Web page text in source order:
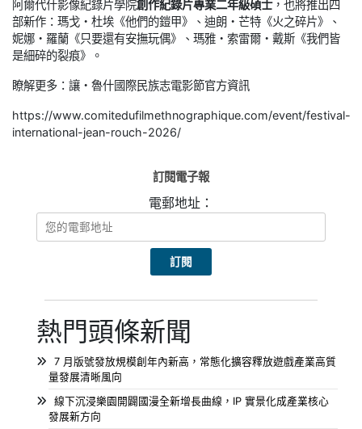
阿爾代什影像紀錄片學院創作紀錄片專業二年級碩士，也將推出四
部新作：瑪戈・杜埃《他們的鎧甲》、迪朗・芒特《火之碎片》、
妮娜・羅蘭《只要還有安撫玩偶》、瑪雅・索雷爾・戴斯《我們皆
是細碎的裂痕》。
瞭解更多：讓・魯什國際民族志電影節官方資訊
https://www.comitedufilmethnographique.com/event/festival-
international-jean-rouch-2026/
訂閱電子報
電郵地址：
熱門頭條新聞
7 月版號發放規模創年內新高，常態化擴容釋放遊戲產業高質
量發展清晰風向
線下沉浸樂園開闢國漫全新增長曲線，IP 實景化成產業核心
發展新方向